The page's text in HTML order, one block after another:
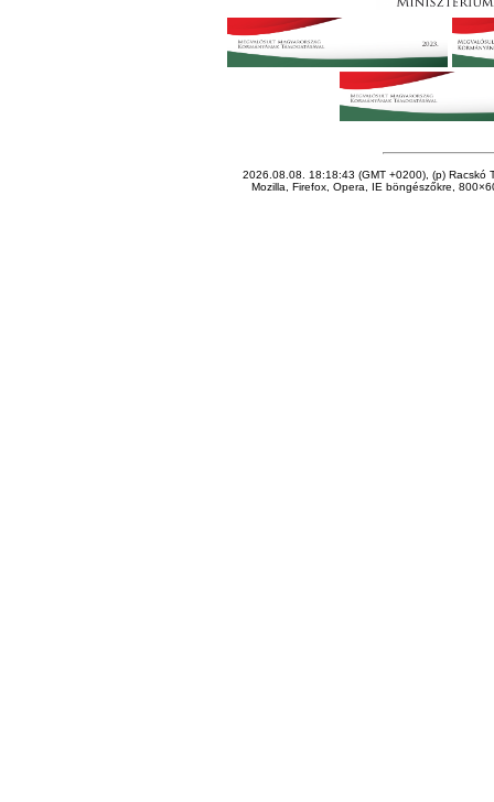
2026.08.08. 18:18:43 (GMT +0200), (p) Racskó
Mozilla, Firefox, Opera, IE böngészőkre,